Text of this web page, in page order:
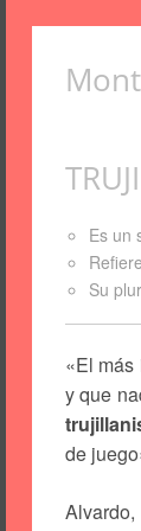
Es un
Su
«El más
y que
de